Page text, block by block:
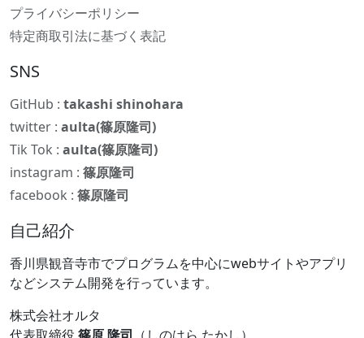
プライバシーポリシー
特定商取引法に基づく表記
SNS
GitHub : takashi shinohara
twitter : aulta(篠原隆司)
Tik Tok : aulta(篠原隆司)
instagram : 篠原隆司
facebook : 篠原隆司
自己紹介
香川県観音寺市でプログラムを中心にwebサイトやアプリ
などシステム開発を行っています。
株式会社オルタ